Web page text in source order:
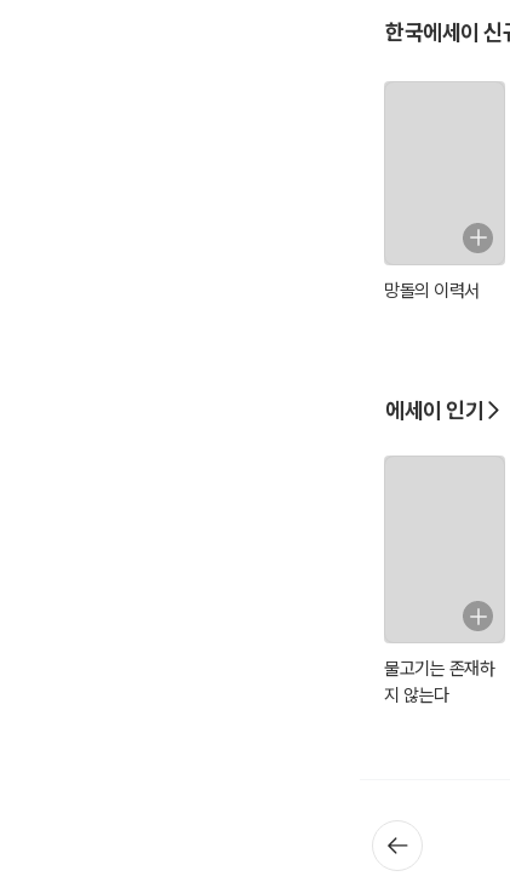
한국에세이 신
망돌의 이력서
에세이 인기
물고기는 존재하
지 않는다